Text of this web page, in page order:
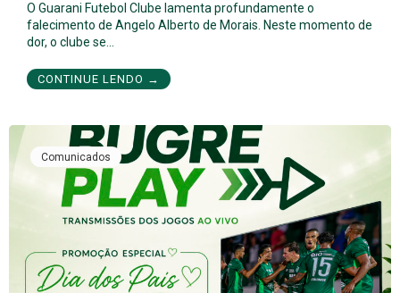
O Guarani Futebol Clube lamenta profundamente o
falecimento de Angelo Alberto de Morais. Neste momento de
dor, o clube se…
CONTINUE LENDO →
Comunicados